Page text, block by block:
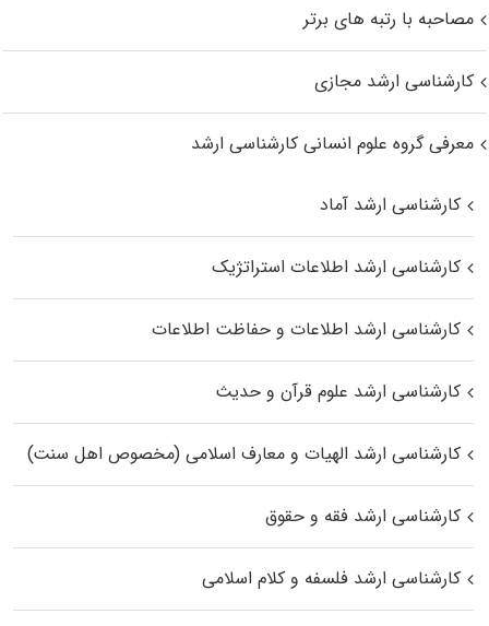
مصاحبه با رتبه های برتر
کارشناسی ارشد مجازی
معرفی گروه علوم انسانی کارشناسی ارشد
کارشناسی ارشد آماد
کارشناسی ارشد اطلاعات استراتژیک
کارشناسی ارشد اطلاعات و حفاظت اطلاعات
کارشناسی ارشد علوم قرآن و حدیث
کارشناسی ارشد الهیات و معارف اسلامی (مخصوص اهل سنت)
کارشناسی ارشد فقه و حقوق
کارشناسی ارشد فلسفه و کلام اسلامی